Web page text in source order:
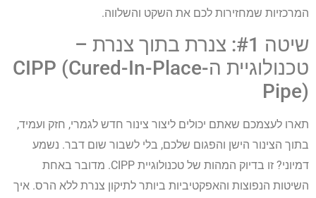
המרכזיות שמחזירות לכם את השקט והשלווה.
שיטה #1: צנרת בתוך צנרת –
טכנולוגיית ה-CIPP (Cured-In-Place
Pipe)
תארו לעצמכם שאתם יכולים ליצור צינור חדש לגמרי, חזק ועמיד,
בתוך הצינור הישן והפגום שלכם, בלי לשבור שום דבר. נשמע
דמיוני? זו בדיוק המהות של טכנולוגיית CIPP. מדובר באחת
השיטות הנפוצות והאפקטיביות ביותר לתיקון צנרת ללא הרס. איך